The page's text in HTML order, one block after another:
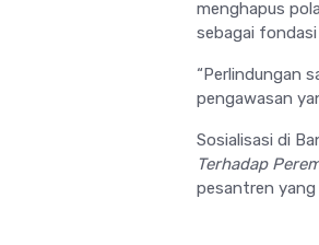
menghapus
sebagai
“Perlindungan
pengawasan
Sosialisasi di
Terhadap
pesantren yang